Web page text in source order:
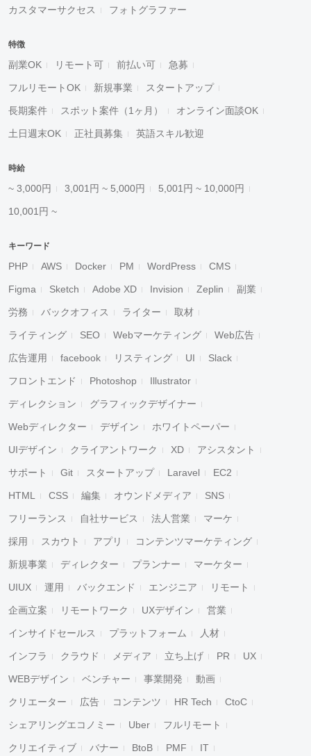
カスタマーサクセス フォトグラファー
特徴
副業OK リモート可 前払い可 急募
フルリモートOK 新規事業 スタートアップ
長期案件 スポット案件（1ヶ月） オンライン面談OK
土日週末OK 正社員募集 英語スキル歓迎
時給
~ 3,000円 3,001円 ~ 5,000円 5,001円 ~ 10,000円
10,001円 ~
キーワード
PHP AWS Docker PM WordPress CMS
Figma Sketch Adobe XD Invision Zeplin 副業
労務 バックオフィス ライター 取材
ライティング SEO Webマーケティング Web広告
広告運用 facebook リスティング UI Slack
フロントエンド Photoshop Illustrator
ディレクション グラフィックデザイナー
Webディレクター デザイン ホワイトペーパー
UIデザイン クライアントワーク XD アシスタント
サポート Git スタートアップ Laravel EC2
HTML CSS 編集 オウンドメディア SNS
フリーランス 自社サービス 法人営業 マーケ
採用 スカウト アプリ コンテンツマーケティング
新規事業 ディレクター プランナー マーケター
UIUX 運用 バックエンド エンジニア リモート
企画立案 リモートワーク UXデザイン 営業
インサイドセールス プラットフォーム 人材
インフラ クラウド メディア 立ち上げ PR UX
WEBデザイン ベンチャー 事業開発 動画
クリエーター 広告 コンテンツ HR Tech CtoC
シェアリングエコノミー Uber フルリモート
クリエイティブ バナー BtoB PMF IT